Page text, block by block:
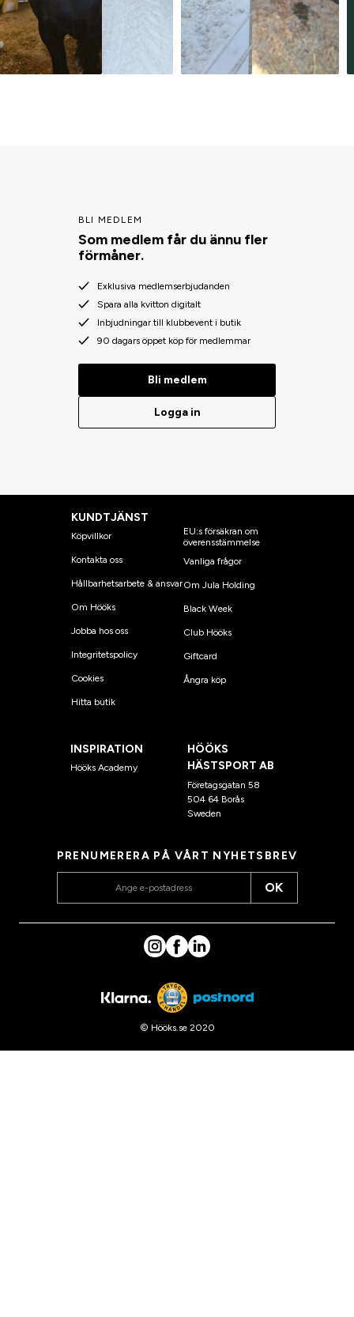
BLI MEDLEM
Som medlem får du ännu fler
förmåner.
Exklusiva medlemserbjudanden
Spara alla kvitton digitalt
Inbjudningar till klubbevent i butik
90 dagars öppet köp för medlemmar
Bli medlem
Logga in
KUNDTJÄNST
Köpvillkor
Kontakta oss
Hållbarhetsarbete & ansvar
Om Hööks
Jobba hos oss
Integritetspolicy
Cookies
Hitta butik
EU:s försäkran om
överensstämmelse
Vanliga frågor
Om Jula Holding
Black Week
Club Hööks
Giftcard
Ångra köp
INSPIRATION
Hööks Academy
HÖÖKS
HÄSTSPORT AB
Företagsgatan 58
504 64 Borås
Sweden
PRENUMERERA PÅ VÅRT NYHETSBREV
OK
© Hööks.se 2020